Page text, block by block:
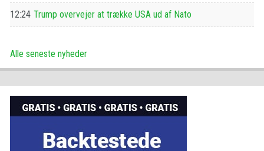
12:24 Trump overvejer at trække USA ud af Nato
Alle seneste nyheder